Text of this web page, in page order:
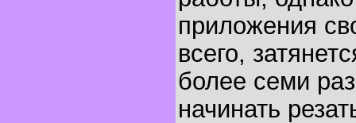
приложения
всего,
более семи
начинать